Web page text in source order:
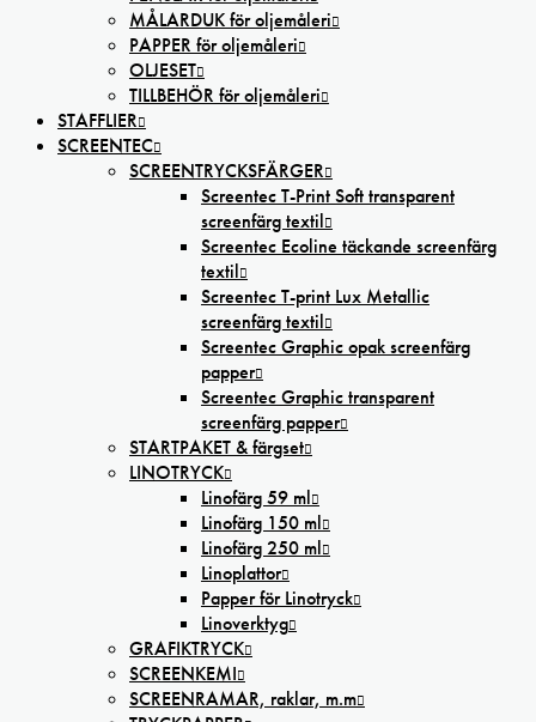
MÅLARDUK för oljemåleri
PAPPER för oljemåleri
OLJESET
TILLBEHÖR för oljemåleri
STAFFLIER
SCREENTEC
SCREENTRYCKSFÄRGER
Screentec T-Print Soft transparent
screenfärg textil
Screentec Ecoline täckande screenfärg
textil
Screentec T-print Lux Metallic
screenfärg textil
Screentec Graphic opak screenfärg
papper
Screentec Graphic transparent
screenfärg papper
STARTPAKET & färgset
LINOTRYCK
Linofärg 59 ml
Linofärg 150 ml
Linofärg 250 ml
Linoplattor
Papper för Linotryck
Linoverktyg
GRAFIKTRYCK
SCREENKEMI
SCREENRAMAR, raklar, m.m